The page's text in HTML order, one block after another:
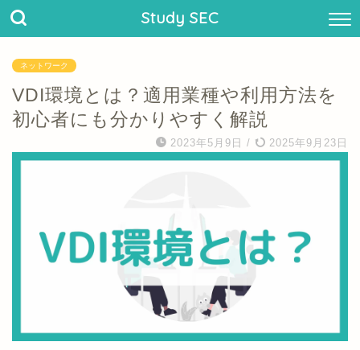
Study SEC
ネットワーク
VDI環境とは？適用業種や利用方法を
初心者にも分かりやすく解説
2023年5月9日 / 2025年9月23日